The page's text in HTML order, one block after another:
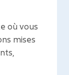
où vous
mises